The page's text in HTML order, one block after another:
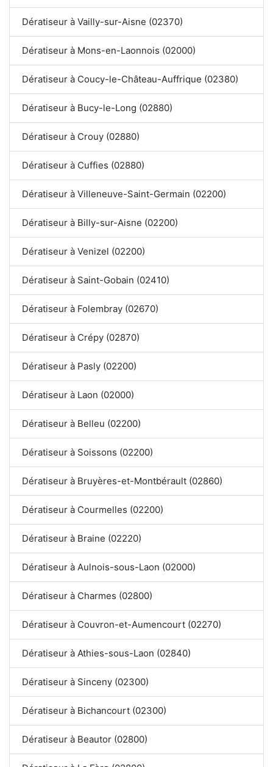
Dératiseur à Vailly-sur-Aisne (02370)
Dératiseur à Mons-en-Laonnois (02000)
Dératiseur à Coucy-le-Château-Auffrique (02380)
Dératiseur à Bucy-le-Long (02880)
Dératiseur à Crouy (02880)
Dératiseur à Cuffies (02880)
Dératiseur à Villeneuve-Saint-Germain (02200)
Dératiseur à Billy-sur-Aisne (02200)
Dératiseur à Venizel (02200)
Dératiseur à Saint-Gobain (02410)
Dératiseur à Folembray (02670)
Dératiseur à Crépy (02870)
Dératiseur à Pasly (02200)
Dératiseur à Laon (02000)
Dératiseur à Belleu (02200)
Dératiseur à Soissons (02200)
Dératiseur à Bruyères-et-Montbérault (02860)
Dératiseur à Courmelles (02200)
Dératiseur à Braine (02220)
Dératiseur à Aulnois-sous-Laon (02000)
Dératiseur à Charmes (02800)
Dératiseur à Couvron-et-Aumencourt (02270)
Dératiseur à Athies-sous-Laon (02840)
Dératiseur à Sinceny (02300)
Dératiseur à Bichancourt (02300)
Dératiseur à Beautor (02800)